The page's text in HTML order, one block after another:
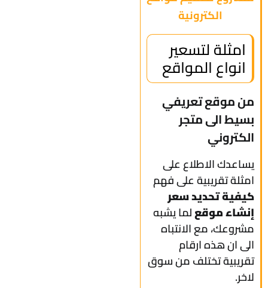
الكترونية
امثلة لتسعير
انواع المواقع
من موقع تعريفي
بسيط الى متجر
الكتروني
يساعدك الاطلاع على
امثلة تقريبية على فهم
كيفية تحديد سعر
إنشاء موقعلما يشبه
مشروعك، مع الانتباه
الى ان هذه ارقام
تقريبية تختلف من سوق
لاخر.